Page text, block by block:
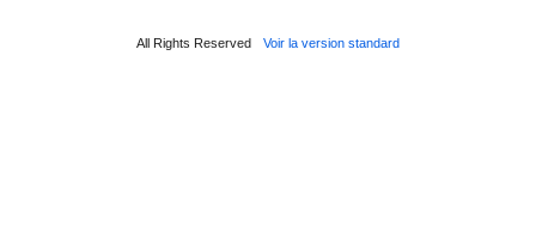
All Rights Reserved Voir la version standard